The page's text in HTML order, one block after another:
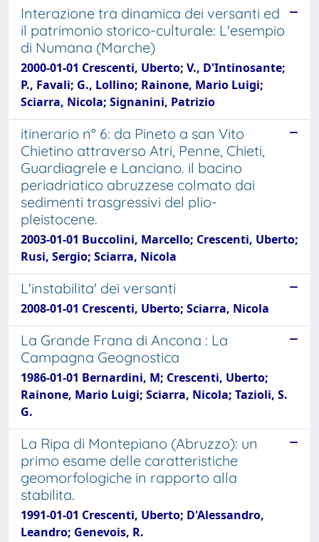
Interazione tra dinamica dei versanti ed
il patrimonio storico-culturale: L'esempio
di Numana (Marche)
2000-01-01 Crescenti, Uberto; V., D'Intinosante;
P., Favali; G., Lollino; Rainone, Mario Luigi;
Sciarra, Nicola; Signanini, Patrizio
itinerario n° 6: da Pineto a san Vito
Chietino attraverso Atri, Penne, Chieti,
Guardiagrele e Lanciano. il bacino
periadriatico abruzzese colmato dai
sedimenti trasgressivi del plio-
pleistocene.
2003-01-01 Buccolini, Marcello; Crescenti, Uberto;
Rusi, Sergio; Sciarra, Nicola
L'instabilita' dei versanti
2008-01-01 Crescenti, Uberto; Sciarra, Nicola
La Grande Frana di Ancona : La
Campagna Geognostica
1986-01-01 Bernardini, M; Crescenti, Uberto;
Rainone, Mario Luigi; Sciarra, Nicola; Tazioli, S.
G.
La Ripa di Montepiano (Abruzzo): un
primo esame delle caratteristiche
geomorfologiche in rapporto alla
stabilita.
1991-01-01 Crescenti, Uberto; D'Alessandro,
Leandro; Genevois, R.